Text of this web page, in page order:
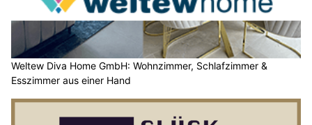
Weltew Diva Home GmbH: Wohnzimmer, Schlafzimmer &
Esszimmer aus einer Hand